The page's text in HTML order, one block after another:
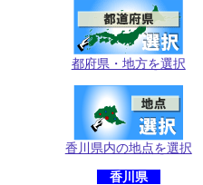
都府県・地方を選択
香川県内の地点を選択
香川県